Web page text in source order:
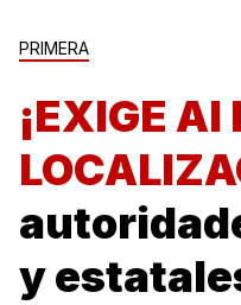
PRIMERA
¡EXIGE AI
y